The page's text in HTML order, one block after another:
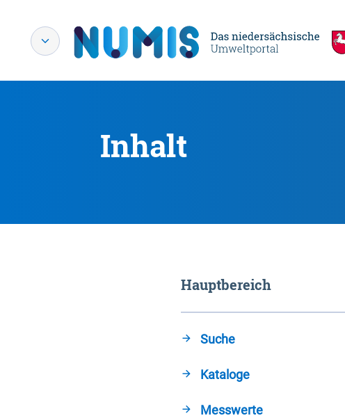
Inhalt
Hauptbereich
Suche
Kataloge
Messwerte